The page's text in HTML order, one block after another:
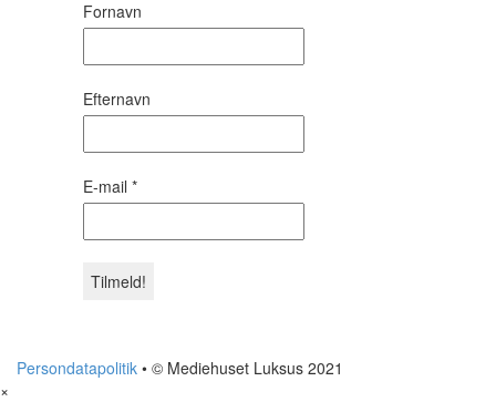
Fornavn
Efternavn
E-mail *
Persondatapolitik • © Mediehuset Luksus 2021
×